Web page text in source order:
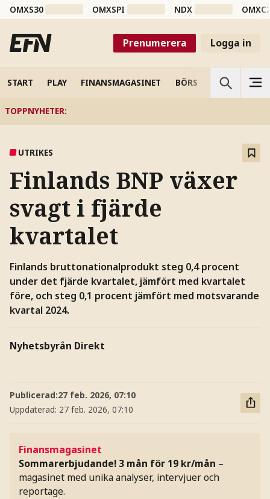
OMXS30 OMXSPI NDX
Prenumerera Logga in
START PLAY FINANSMAGASINET BÖRS VETENSKAP
TOPPNYHETER:
UTRIKES
Finlands BNP växer
svagt i fjärde
kvartalet
Finlands bruttonationalprodukt steg 0,4 procent
under det fjärde kvartalet, jämfört med kvartalet
före, och steg 0,1 procent jämfört med motsvarande
kvartal 2024.
Nyhetsbyrån Direkt
Publicerad:27 feb. 2026, 07:10
Uppdaterad: 27 feb. 2026, 07:10
Finansmagasinet
Sommarerbjudande! 3 mån för 19 kr/mån –
magasinet med unika analyser, intervjuer och
reportage.